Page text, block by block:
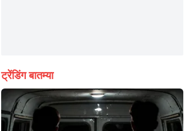
ट्रेंडिंग बातम्या